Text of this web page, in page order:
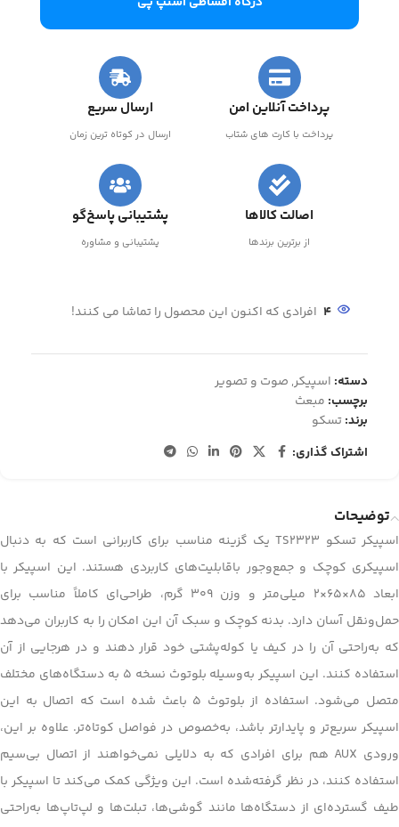
پرداخت آنلاین امن
پرداخت با کارت های شتاب
ارسال سریع
ارسال در کوتاه ترین زمان
اصالت کالاها
از برترین برندها
پشتیبانی پاسخ‌گو
پشتیبانی و مشاوره
4 افرادی که اکنون این محصول را تماشا می کنند!
دسته: اسپیکر, صوت و تصویر
برچسب: مبعث
برند:تسکو
اشتراک گذاری:
توضیحات
اسپیکر تسکو TS2323 یک گزینه مناسب برای کاربرانی است که به دنبال
اسپیکری کوچک و جمع‌وجور باقابلیت‌های کاربردی هستند. این اسپیکر با
ابعاد ۸۵×۶۵×۲ میلی‌متر و وزن ۳۰۹ گرم، طراحی‌ای کاملاً مناسب برای
حمل‌ونقل آسان دارد. بدنه کوچک و سبک آن این امکان را به کاربران می‌دهد
که به‌راحتی آن را در کیف یا کوله‌پشتی خود قرار دهند و در هرجایی از آن
استفاده کنند. این اسپیکر به‌وسیله بلوتوث نسخه ۵ به دستگاه‌های مختلف
متصل می‌شود. استفاده از بلوتوث ۵ باعث شده است که اتصال به این
اسپیکر سریع‌تر و پایدارتر باشد، به‌خصوص در فواصل کوتاه‌تر. علاوه بر این،
ورودی AUX هم برای افرادی که به دلایلی نمی‌خواهند از اتصال بی‌سیم
استفاده کنند، در نظر گرفته‌شده است. این ویژگی کمک می‌کند تا اسپیکر با
طیف گسترده‌ای از دستگاه‌ها مانند گوشی‌ها، تبلت‌ها و لپ‌تاپ‌ها به‌راحتی